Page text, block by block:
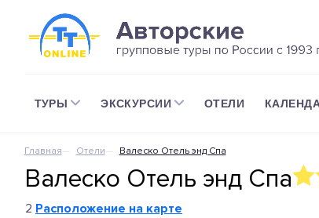
ТУРЫ ЭКСКУРСИИ ОТЕЛИ
Главная Отели Валеско Отель энд Спа
Валеско Отель энд Спа
2 Расположение на карте